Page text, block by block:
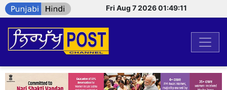
Fri Aug 7 2026 01:49:11